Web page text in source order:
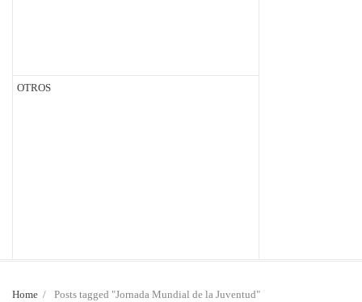
OTROS
Home / Posts tagged "Jornada Mundial de la Juventud"